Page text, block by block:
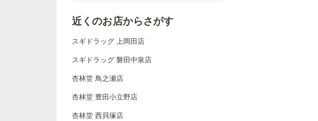
近くのお店からさがす
スギドラッグ 上岡田店
スギドラッグ 磐田中泉店
杏林堂 鳥之瀬店
杏林堂 豊田小立野店
杏林堂 西貝塚店